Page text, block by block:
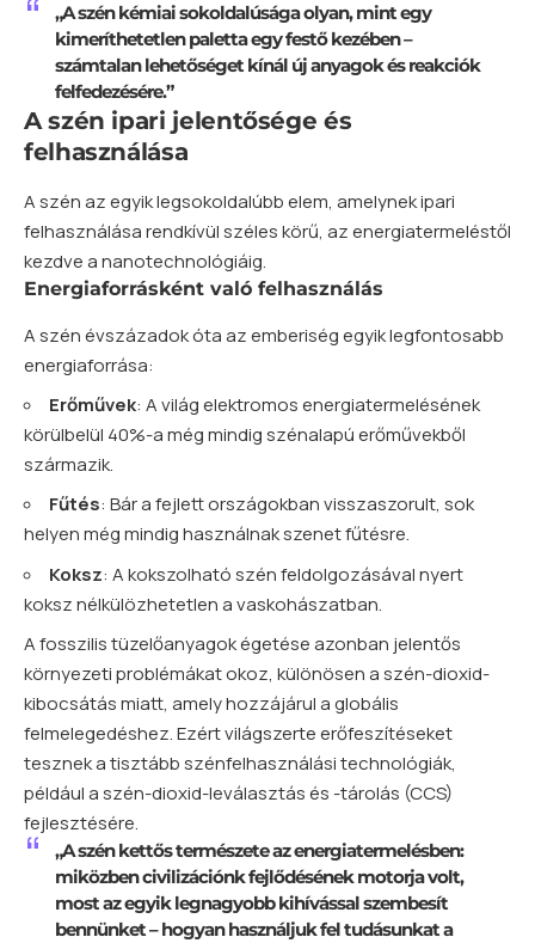
„A szén kémiai sokoldalúsága olyan, mint egy
kimeríthetetlen paletta egy festő kezében –
számtalan lehetőséget kínál új anyagok és reakciók
felfedezésére.”
A szén ipari jelentősége és
felhasználása
A szén az egyik legsokoldalúbb elem, amelynek ipari
felhasználása rendkívül széles körű, az energiatermeléstől
kezdve a nanotechnológiáig.
Energiaforrásként való felhasználás
A szén évszázadok óta az emberiség egyik legfontosabb
energiaforrása:
Erőművek: A világ elektromos energiatermelésének
körülbelül 40%-a még mindig szénalapú erőművekből
származik.
Fűtés: Bár a fejlett országokban visszaszorult, sok
helyen még mindig használnak szenet fűtésre.
Koksz: A kokszolható szén feldolgozásával nyert
koksz nélkülözhetetlen a vaskohászatban.
A fosszilis tüzelőanyagok égetése azonban jelentős
környezeti problémákat okoz, különösen a szén-dioxid-
kibocsátás miatt, amely hozzájárul a globális
felmelegedéshez. Ezért világszerte erőfeszítéseket
tesznek a tisztább szénfelhasználási technológiák,
például a szén-dioxid-leválasztás és -tárolás (CCS)
fejlesztésére.
„A szén kettős természete az energiatermelésben:
miközben civilizációnk fejlődésének motorja volt,
most az egyik legnagyobb kihívással szembesít
bennünket – hogyan használjuk fel tudásunkat a